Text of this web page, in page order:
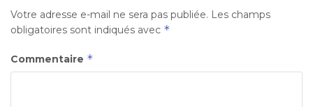
Votre adresse e-mail ne sera pas publiée. Les champs
obligatoires sont indiqués avec *
Commentaire *